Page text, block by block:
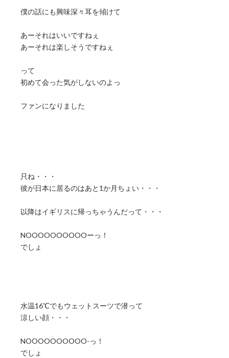
僕の話にも興味深々耳を傾けて
あーそれはいいですねぇ
あーそれは楽しそうですねぇ
って
初めて会った気がしないのよっ
ファンになりました
只ね・・・
彼が日本に居るのはあと1か月ちょい・・・
以降はイギリスに帰っちゃうんだって・・・
NOOOOOOOOOOーっ！
でしょ
水温16℃でもウェットスーツで潜って
涼しい顔・・・
NOOOOOOOOOO-っ！
でしょ